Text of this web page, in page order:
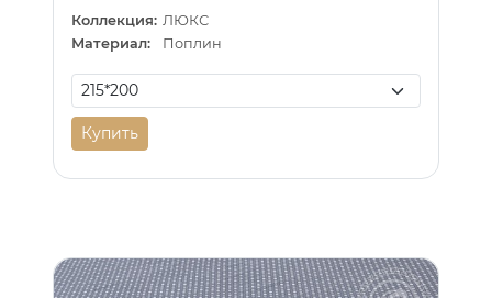
Коллекция: ЛЮКС
Материал:
Поплин
Купить